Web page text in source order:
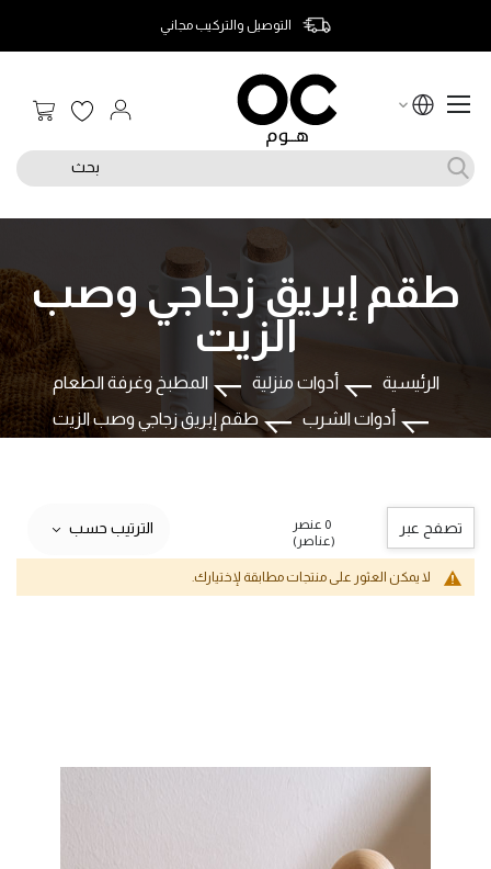
التوصيل والتركيب مجاني
سلة
بحث
الرئيسية أدوات منزلية
المطبخ وغرفة الطعام
أدوات الشرب
طقم إبريق زجاجي وصب الزيت
طقم إبريق زجاجي وصب
الزيت
تصفح عبر
0 عنصر
(عناصر)
الترتيب حسب
لا يمكن العثور على منتجات مطابقة لإختيارك.